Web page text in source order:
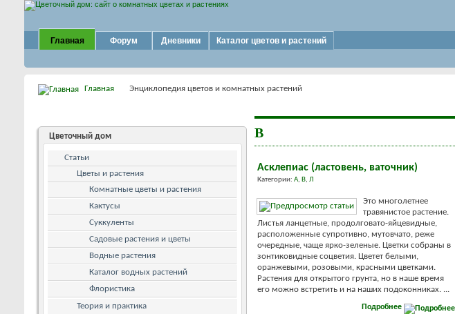
Главная Форум Дневники Каталог цветов и растений
Главная Энциклопедия цветов и комнатных растений
В
Асклепиас (ластовень, ваточник)
Категории: А, В, Л
Это многолетнее
травянистое растение.
Листья ланцетные, продолговато-яйцевидные,
расположенные супротивно, мутовчато, реже
очередные, чаще ярко-зеленые. Цветки собраны в
зонтиковидные соцветия. Цветет белыми,
оранжевыми, розовыми, красными цветками.
Растения для открытого грунта, но в наше время
его можно встретить и на наших подоконниках. ...
Подробнее
Цветочный дом
Статьи
Цветы и растения
Комнатные цветы и растения
Кактусы
Суккуленты
Садовые растения и цветы
Водные растения
Каталог водных растений
Флористика
Теория и практика